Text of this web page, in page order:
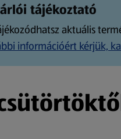
tájékoztató
aktuális
információért kérjük,